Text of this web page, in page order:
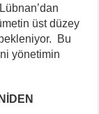
üst düzey
Bu
yönetimin